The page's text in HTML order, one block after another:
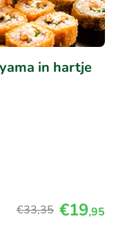
in hartje
€33,35 €19,95